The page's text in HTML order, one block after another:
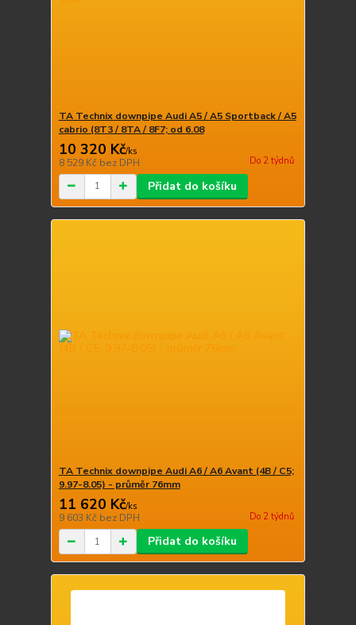
TA Technix downpipe Audi A5 / A5 Sportback / A5
cabrio (8T3 / 8TA / 8F7; od 6.08
10 320 Kč/ks
8 529 Kč bez DPH Do 2 týdnů
Přidat do košíku
TA Technix downpipe Audi A6 / A6 Avant (4B / C5;
9.97-8.05) - průměr 76mm
11 620 Kč/ks
9 603 Kč bez DPH Do 2 týdnů
Přidat do košíku